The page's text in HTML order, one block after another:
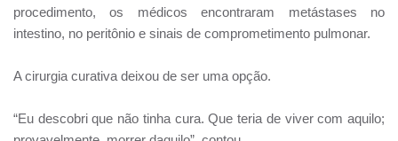
procedimento, os médicos encontraram metástases no
intestino, no peritônio e sinais de comprometimento pulmonar.
A cirurgia curativa deixou de ser uma opção.
“Eu descobri que não tinha cura. Que teria de viver com aquilo;